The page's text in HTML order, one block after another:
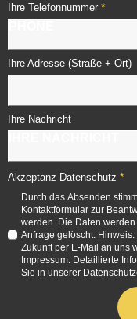
Ihre Telefonnummer *
Ihre Adresse (Straße + Ort)
Ihre Nachricht
Akzeptanz Datenschutz *
Durch das Absenden
Kontaktformular zur
werden. Die Daten
Anfrage gelöscht.
Zukunft per E-Mail an uns
Impressum. Detaillierte
Sie in unserer